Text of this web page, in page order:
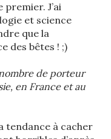
premier. J’ai
et science
que la
des bêtes ! ;)
de porteur
en France et au
tendance à cacher